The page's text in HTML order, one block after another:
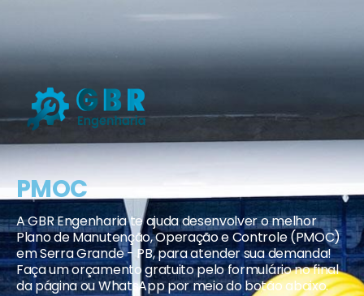
PMOC
A GBR Engenharia te ajuda desenvolver o melhor
Plano de Manutenção, Operação e Controle (PMOC)
em Serra Grande - PB, para atender sua demanda!
Faça um orçamento gratuito pelo formulário no final
da página ou WhatsApp por meio do botão abaixo.